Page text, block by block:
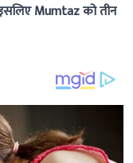
Mumtaz को तीन